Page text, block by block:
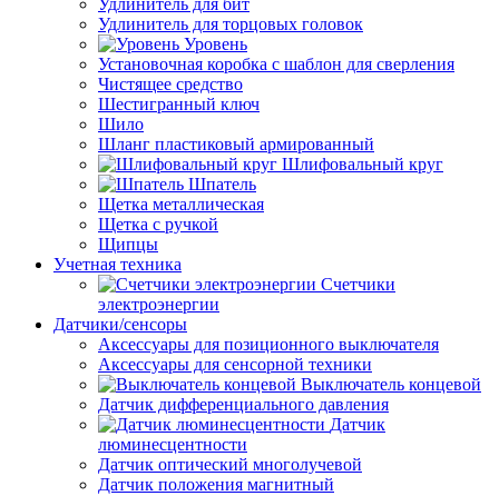
Удлинитель для бит
Удлинитель для торцовых головок
Уровень
Установочная коробка с шаблон для сверления
Чистящее средство
Шестигранный ключ
Шило
Шланг пластиковый армированный
Шлифовальный круг
Шпатель
Щетка металлическая
Щетка с ручкой
Щипцы
Учетная техника
Счетчики
электроэнергии
Датчики/сенсоры
Аксессуары для позиционного выключателя
Аксессуары для сенсорной техники
Выключатель концевой
Датчик дифференциального давления
Датчик
люминесцентности
Датчик оптический многолучевой
Датчик положения магнитный